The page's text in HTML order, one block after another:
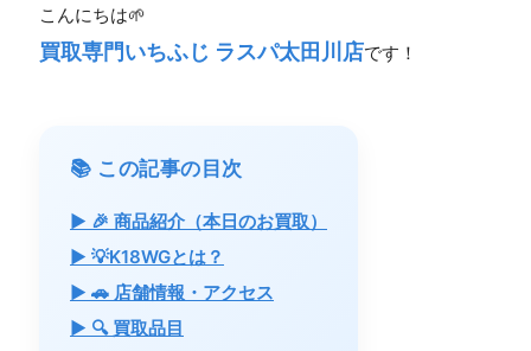
こんにちは🌱
買取専門いちふじ ラスパ太田川店です！
📚 この記事の目次
▶ 🎉 商品紹介（本日のお買取）
▶ 💡K18WGとは？
▶ 🚗 店舗情報・アクセス
▶ 🔍 買取品目